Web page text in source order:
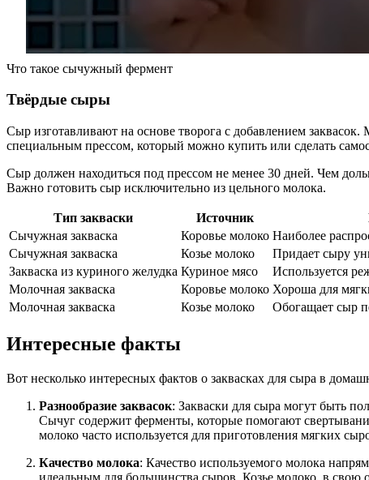
Что такое сычужный фермент
Твёрдые сыры
Сыр изготавливают на основе творога с добавлением
специальным прессом, который можно купить или сделать
Сыр должен находиться под прессом не менее 30 дней. Чем
Важно готовить сыр исключительно из цельного молока.
Тип закваски Источник
Сычужная закваска
Коровье молоко Наиболее
Сычужная закваска
Козье молоко
Придает сыру
Закваска из куриного желудка Куриное мясо
Используется
Молочная закваска
Коровье молоко Хороша для
Молочная закваска
Козье молоко Обогащает сыр
Интересные факты
Вот несколько интересных фактов о заквасках для сыра в
Разнообразие заквасок: Закваски для сыра могут быть
Сычуг содержит ферменты, которые помогают
молоко часто используется для приготовления мягких
Качество молока: Качество используемого молока
идеальным для большинства сыров. Козье молоко, в свою